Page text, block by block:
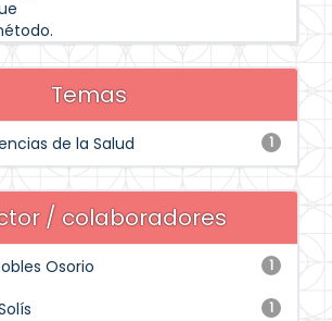
Temas
1
de la Salud
/ colaboradores
1
Osorio
1